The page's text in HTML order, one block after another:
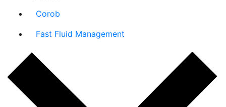
Corob
Fast Fluid Management